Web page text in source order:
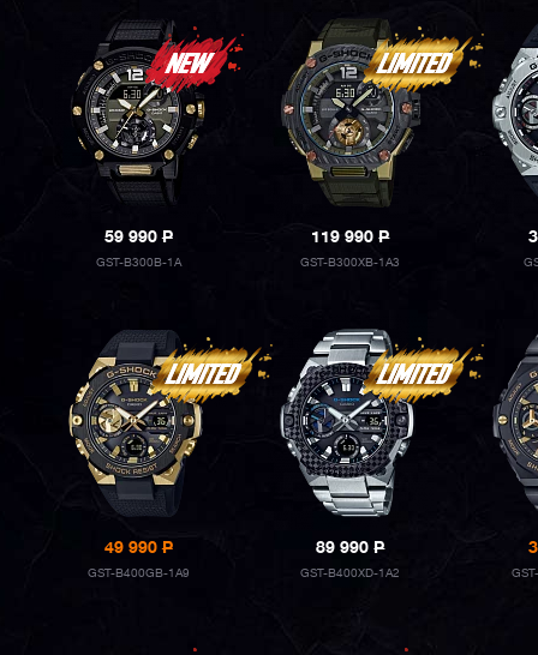
59 990P
GST-B300B-1A
119 990P
GST-B300XB-1A3
49 990P
GST-B400GB-1A9
89 990P
GST-B400XD-1A2